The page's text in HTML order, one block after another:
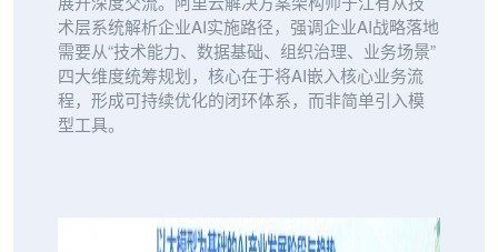
术层系统解析企业AI实施路径，强调企业AI战略落地
需要从“技术能力、数据基础、组织治理、业务场景”
四大维度统筹规划，核心在于将AI嵌入核心业务流
程，形成可持续优化的闭环体系，而非简单引入模
型工具。